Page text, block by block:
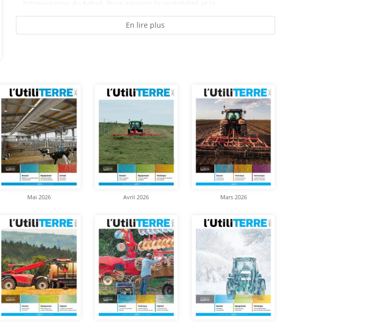
l’alimentation du bétail. Pour garantir la rentabilité et la...
En lire plus
Mai 2026 Avril 2026 Mars 2026